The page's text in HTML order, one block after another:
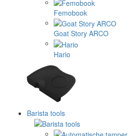
Femobook
Goat Story ARCO
Hario
Barista tools